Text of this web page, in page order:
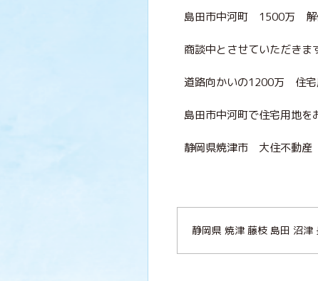
島田市中河町 1500万 解
商談中とさせていただきま
道路向かいの1200万 住宅
島田市中河町で住宅用地
静岡県焼津市 大住不動
静岡県 焼津 藤枝 島田 沼津